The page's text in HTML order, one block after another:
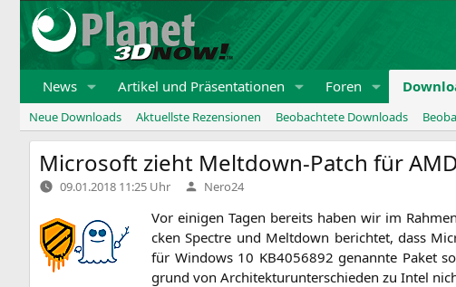
Zum
Inhalt
springen
News Artikel und Präsentationen Foren
Neue Downloads Aktuellste Rezensionen Beobachtete Downloads
Microsoft zieht Meltdown-Patch für
09.01.2018 11:25 Uhr Verfasst
von
Nero24
Vor eini­gen Tagen bereits haben wir im
cken Spect­re und Melt­down berich­tet, dass
für Win­dows 10 KB4056892 genann­te Paket
grund von Archi­tek­tur­un­ter­schie­den zu Intel